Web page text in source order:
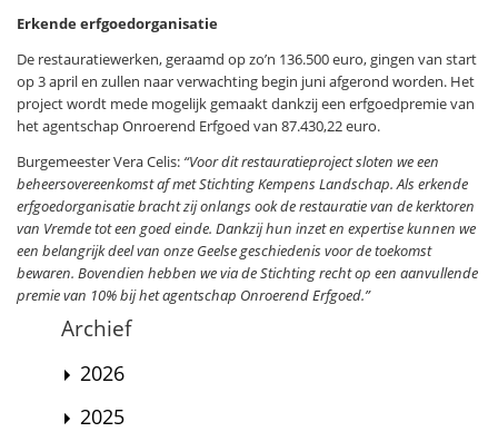
Erkende erfgoedorganisatie
De restauratiewerken, geraamd op zo’n 136.500 euro, gingen van start
op 3 april en zullen naar verwachting begin juni afgerond worden. Het
project wordt mede mogelijk gemaakt dankzij een erfgoedpremie van
het agentschap Onroerend Erfgoed van 87.430,22 euro.
Burgemeester Vera Celis: “Voor dit restauratieproject sloten we een
beheersovereenkomst af met Stichting Kempens Landschap. Als erkende
erfgoedorganisatie bracht zij onlangs ook de restauratie van de kerktoren
van Vremde tot een goed einde. Dankzij hun inzet en expertise kunnen we
een belangrijk deel van onze Geelse geschiedenis voor de toekomst
bewaren. Bovendien hebben we via de Stichting recht op een aanvullende
premie van 10% bij het agentschap Onroerend Erfgoed.”
Archief
2026
2025